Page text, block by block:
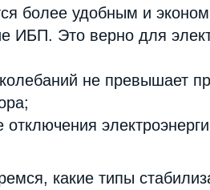
более удобным и
ИБП. Это верно для
не превышает
какие типы